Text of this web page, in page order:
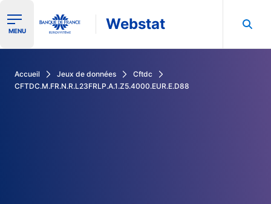
Ouvrir le menu de navigation
MENU Webstat
Accueil Jeux de données
Cftdc
CFTDC.M.FR.N.R.L23FRLP.A.1.Z5.4000.EUR.E.D88